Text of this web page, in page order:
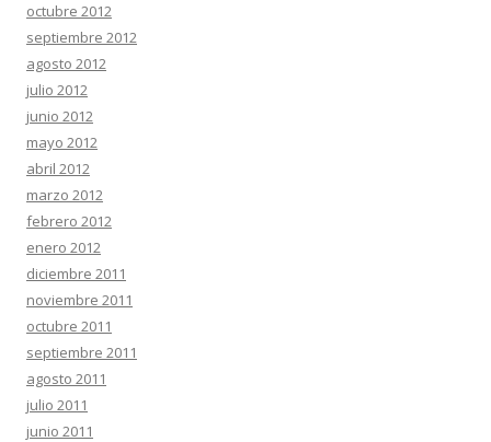
octubre 2012
septiembre 2012
agosto 2012
julio 2012
junio 2012
mayo 2012
abril 2012
marzo 2012
febrero 2012
enero 2012
diciembre 2011
noviembre 2011
octubre 2011
septiembre 2011
agosto 2011
julio 2011
junio 2011